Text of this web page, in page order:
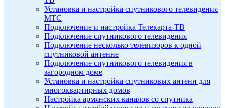
Установка и настройка спутникового телевидения
МТС
Подключение и настройка Телекарта-ТВ
Подключение спутникового телевидения
Подключение несколько телевизоров к одной
спутниковой антенне
Подключение спутникового телевидения в
загородном доме
Установка и настройка спутниковых антенн для
многоквартирных домов
Настройка армянских каналов со спутника